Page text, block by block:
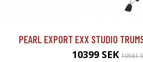
PEARL EXPORT EXX STUDIO
10399 SEK10581